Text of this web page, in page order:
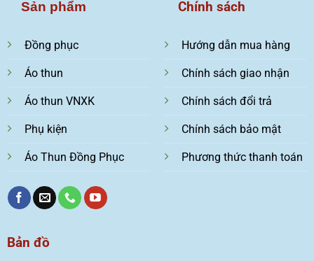
Sản phẩm
Đồng phục
Áo thun
Áo thun VNXK
Phụ kiện
Áo Thun Đồng Phục
Chính sách
Hướng dẫn mua hàng
Chính sách giao nhận
Chính sách đổi trả
Chính sách bảo mật
Phương thức thanh toán
Bản đồ